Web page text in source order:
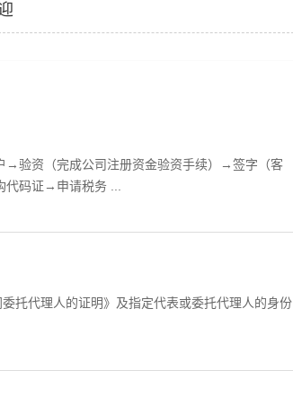
→验资（完成公司注册资金验资手续）→签字（客
码证→申请税务 ...
托代理人的证明》及指定代表或委托代理人的身份